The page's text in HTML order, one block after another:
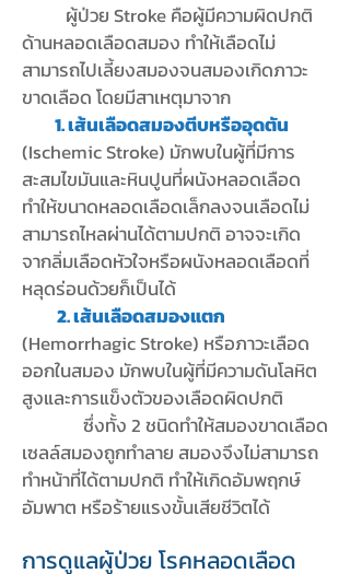
ผู้ป่วย Stroke คือผู้มีความผิดปกติ
ด้านหลอดเลือดสมอง ทำให้เลือดไม่
สามารถไปเลี้ยงสมองจนสมองเกิดภาวะ
ขาดเลือด โดยมีสาเหตุมาจาก
1. เส้นเลือดสมองตีบหรืออุดตัน
(Ischemic Stroke) มักพบในผู้ที่มีการ
สะสมไขมันและหินปูนที่ผนังหลอดเลือด
ทำให้ขนาดหลอดเลือดเล็กลงจนเลือดไม่
สามารถไหลผ่านได้ตามปกติ อาจจะเกิด
จากลิ่มเลือดหัวใจหรือผนังหลอดเลือดที่
หลุดร่อนด้วยก็เป็นได้
2. เส้นเลือดสมองแตก
(Hemorrhagic Stroke) หรือภาวะเลือด
ออกในสมอง มักพบในผู้ที่มีความดันโลหิต
สูงและการแข็งตัวของเลือดผิดปกติ
ซึ่งทั้ง 2 ชนิดทำให้สมองขาดเลือด
เซลล์สมองถูกทำลาย สมองจึงไม่สามารถ
ทำหน้าที่ได้ตามปกติ ทำให้เกิดอัมพฤกษ์
อัมพาต หรือร้ายแรงขั้นเสียชีวิตได้
การดูแลผู้ป่วย โรคหลอดเลือด